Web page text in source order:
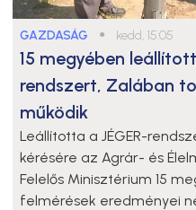
GAZDASÁG ● kedd, 15:05
15 megyében
rendszert, Zalában
működik
Leállította a JÉGER-
kérésére az Agrár- és
Felelős Minisztérium 15
felmérések eredményei